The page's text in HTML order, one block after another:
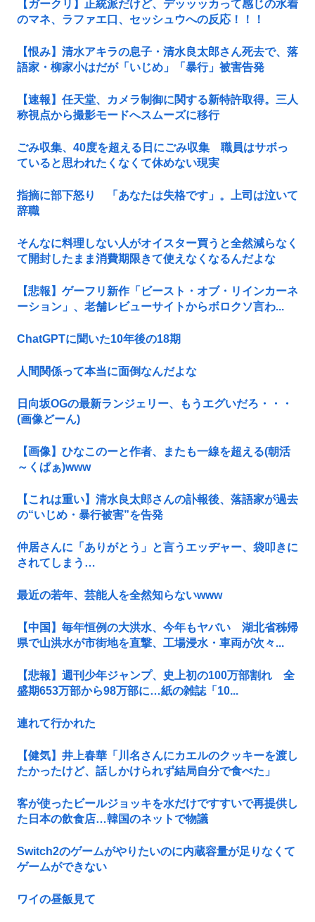
【ガークリ】正統派だけど、デッッッカって感じの水着
のマネ、ラファエ口、セッシュウへの反応！！！
【恨み】清水アキラの息子・清水良太郎さん死去で、落
語家・柳家小はだが「いじめ」「暴行」被害告発
【速報】任天堂、カメラ制御に関する新特許取得。三人
称視点から撮影モードへスムーズに移行
ごみ収集、40度を超える日にごみ収集 職員はサボっ
ていると思われたくなくて休めない現実
指摘に部下怒り 「あなたは失格です」。上司は泣いて
辞職
そんなに料理しない人がオイスター買うと全然減らなく
て開封したまま消費期限きて使えなくなるんだよな
【悲報】ゲーフリ新作「ビースト・オブ・リインカーネ
ーション」、老舗レビューサイトからボロクソ言わ...
ChatGPTに聞いた10年後の18期
人間関係って本当に面倒なんだよな
日向坂OGの最新ランジェリー、もうエグいだろ・・・
(画像どーん)
【画像】ひなこのーと作者、またも一線を超える(朝活
～くぱぁ)www
【これは重い】清水良太郎さんの訃報後、落語家が過去
の“いじめ・暴行被害”を告発
仲居さんに「ありがとう」と言うエッヂャー、袋叩きに
されてしまう…
最近の若年、芸能人を全然知らないwww
【中国】毎年恒例の大洪水、今年もヤバい 湖北省秭帰
県で山洪水が市街地を直撃、工場浸水・車両が次々...
【悲報】週刊少年ジャンプ、史上初の100万部割れ 全
盛期653万部から98万部に…紙の雑誌「10...
連れて行かれた
【健気】井上春華「川名さんにカエルのクッキーを渡し
たかったけど、話しかけられず結局自分で食べた」
客が使ったビールジョッキを水だけですすいで再提供し
た日本の飲食店…韓国のネットで物議
Switch2のゲームがやりたいのに内蔵容量が足りなくて
ゲームができない
ワイの昼飯見て